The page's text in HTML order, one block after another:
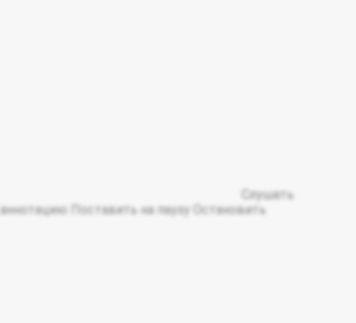
Слушать
аннотацию
Поставить на паузу Остановить